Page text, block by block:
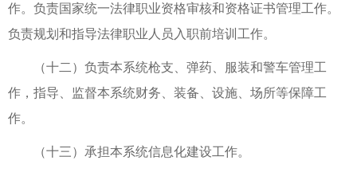
作。负责国家统一法律职业资格审核和资格证书管理工作。
负责规划和指导法律职业人员入职前培训工作。
（十二）负责本系统枪支、弹药、服装和警车管理工
作，指导、监督本系统财务、装备、设施、场所等保障工
作。
（十三）承担本系统信息化建设工作。